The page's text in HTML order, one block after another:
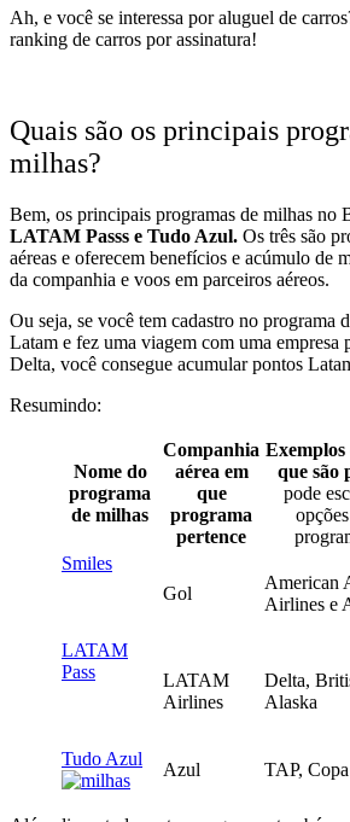
Ah, e você se interessa por aluguel de
ranking de carros por assinatura!
Quais são os principais
milhas?
Bem, os principais programas de milhas no
LATAM Passs e Tudo Azul. Os três são
aéreas e oferecem benefícios e acúmulo de
da companhia e voos em parceiros aéreos.
Ou seja, se você tem cadastro no programa
Latam e fez uma viagem com uma empresa
Delta, você consegue acumular pontos
Resumindo:
Nome do
programa
de milhas
Companhia
aérea em
que
programa
pertence
que são
pode
Smiles
Gol
American
Airlines e
LATAM
Pass
LATAM
Airlines
Delta,
Alaska
Tudo Azul
Azul TAP,